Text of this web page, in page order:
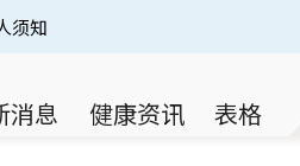
须知
消息 健康资讯 表格